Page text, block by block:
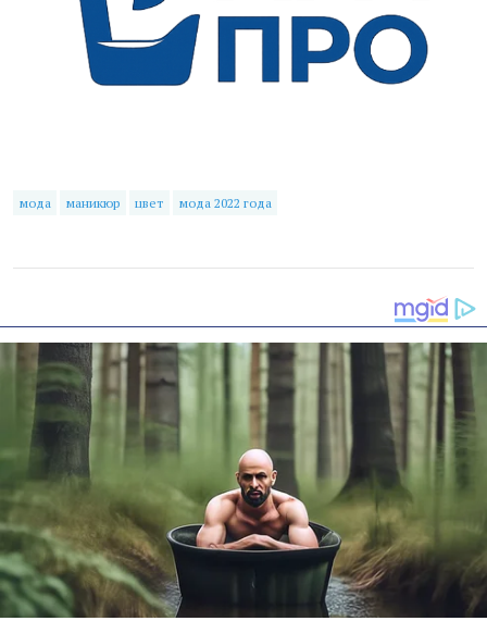
мода маникюр цвет мода 2022 года